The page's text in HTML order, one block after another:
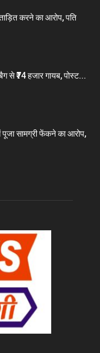
करने का आरोप, पति
से ₹74 हजार गायब, पोस्ट...
पूजा सामग्री फेंकने का आरोप,